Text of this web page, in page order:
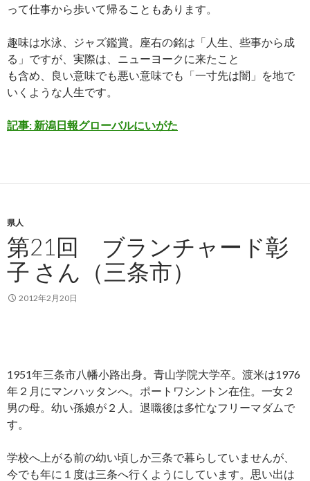
って仕事から歩いて帰ることもあります。
趣味は水泳、ジャズ鑑賞。座右の銘は「人生、些事から成
る」ですが、実際は、ニューヨークに来たこと
も含め、良い意味でも悪い意味でも「一寸先は闇」を地で
いくような人生です。
記事: 新潟日報グローバルにいがた
県人
第21回 ブランチャード彰
子 さん（三条市）
2012年2月20日
1951年三条市八幡小路出身。青山学院大学卒。渡米は1976
年２月にマンハッタンへ。ポートワシントン在住。一女２
男の母。幼い孫娘が２人。退職後は多忙なフリーマダムで
す。
学校へ上がる前の幼い頃しか三条で暮らしていませんが、
今でも年に１度は三条へ行くようにしています。思い出は